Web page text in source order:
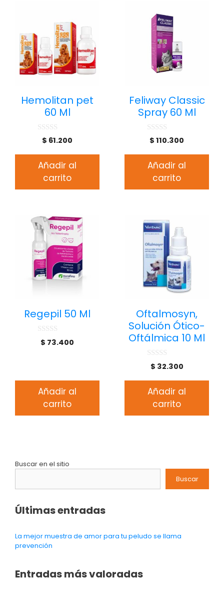
Hemolitan pet
60 Ml
$ 61.200
Añadir al
carrito
Feliway Classic
Spray 60 Ml
0
d$ 110.300
Añadir al
carrito
Regepil 50 Ml
0
d$ 73.400
Añadir al
carrito
Oftalmosyn,
Solución Ótico-
Oftálmica 10 Ml
0
d$ 32.300
Añadir al
carrito
Buscar en el sitio
Buscar
Últimas entradas
La mejor muestra de amor para tu peludo se llama
prevención
Entradas más valoradas